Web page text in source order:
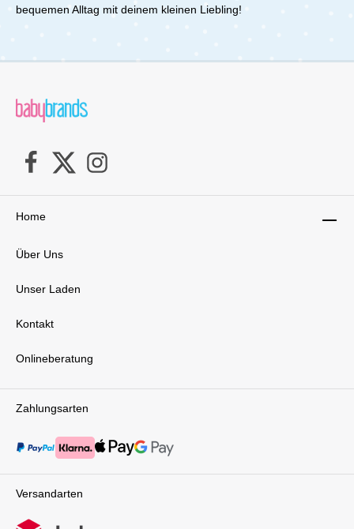
bequemen Alltag mit deinem kleinen Liebling!
Zahlungsarten
Versandarten
Home
Über Uns
Unser Laden
Kontakt
Onlineberatung